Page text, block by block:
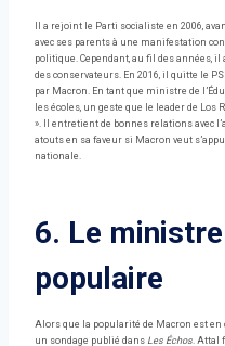
Il a rejoint le Parti socialiste en 2006,
avec ses parents à une manifestation
politique. Cependant, au fil des années,
des conservateurs. En 2016, il quitte le
par Macron. En tant que ministre de
les écoles, un geste que le leader de Los
». Il entretient de bonnes relations avec
atouts en sa faveur si Macron veut
nationale.
6. Le
populaire
Alors que la popularité de Macron est en
un sondage publié dans Les Échos. Attal